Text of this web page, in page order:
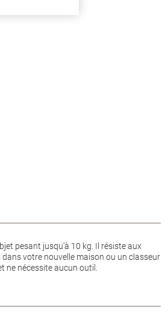
pesant jusqu’à 10 kg. Il résiste aux
votre nouvelle maison ou un classeur
nécessite aucun outil.